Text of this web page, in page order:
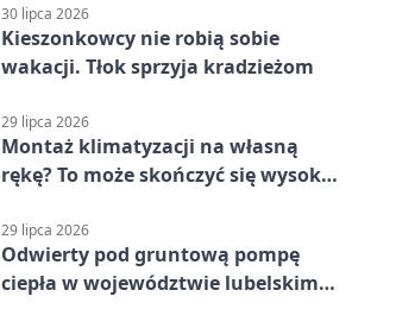
30 lipca 2026
Kieszonkowcy nie robią sobie
wakacji. Tłok sprzyja kradzieżom
29 lipca 2026
Montaż klimatyzacji na własną
rękę? To może skończyć się wysoką
29 lipca 2026
Odwierty pod gruntową pompę
ciepła w województwie lubelskim -